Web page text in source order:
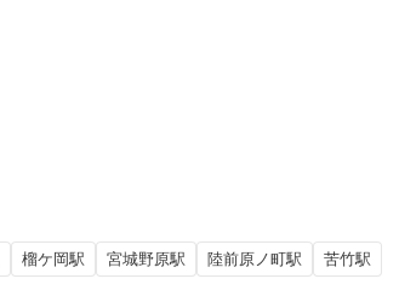
榴ケ岡駅 宮城野原駅 陸前原ノ町駅 苦竹駅